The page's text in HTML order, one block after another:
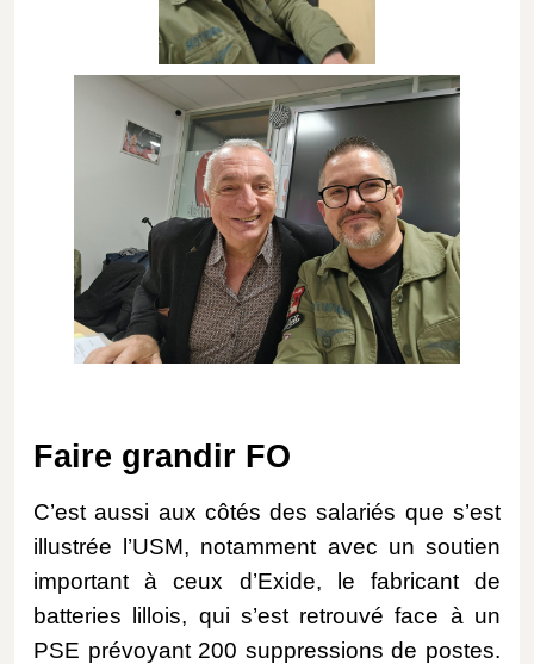
Faire grandir FO
C’est aussi aux côtés des salariés que s’est
illustrée l’USM, notamment avec un soutien
important à ceux d’Exide, le fabricant de
batteries lillois, qui s’est retrouvé face à un
PSE prévoyant 200 suppressions de postes.